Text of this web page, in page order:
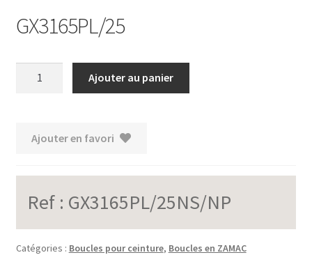
GX3165PL/25
Ajouter au panier
Ajouter en favori
Ref : GX3165PL/25NS/NP
Catégories : Boucles pour ceinture, Boucles en ZAMAC